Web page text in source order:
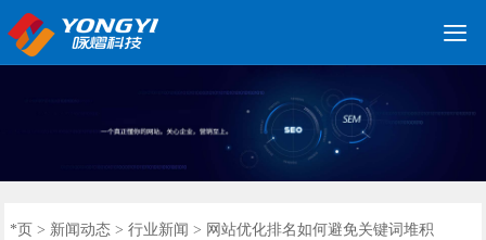

*页
网站建设
小程序开发
软件开发
网站建设优化
服务案例
建站案例
新闻动态
联系我们
*页 > 新闻动态> 行业新闻 > 网站优化排名如何避免关键词堆积